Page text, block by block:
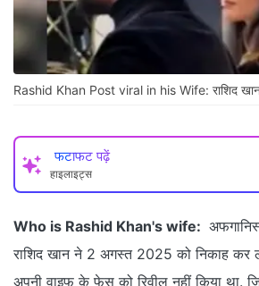
Rashid Khan Post viral in his Wife: राशिद
फटाफट पढ़ें
हाइलाइट्स
Who is Rashid Khan's wife:
राशिद खान ने 2 अगस्त 2025 को निकाह कर
अपनी वाइफ के फेस को रिवील नहीं किया था.